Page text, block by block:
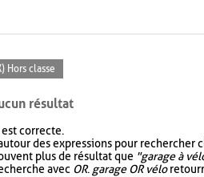
Hors classe
résultat
correcte.
des expressions pour rechercher
plus de résultat que "garage à
avec OR. garage OR vélo